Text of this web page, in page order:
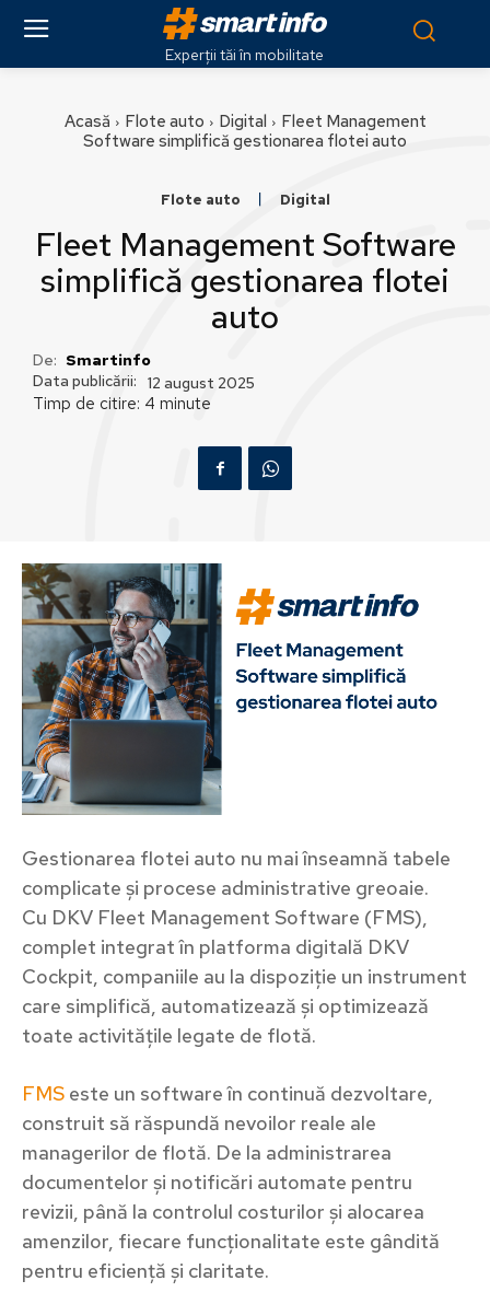
Experții tăi în mobilitate
Acasă Flote auto Digital
Fleet Management
Software simplifică gestionarea flotei auto
Flote auto Digital
Fleet Management Software
simplifică gestionarea flotei
auto
De: Smartinfo
Data publicării:
12 august 2025
Timp de citire: 4 minute
Gestionarea flotei auto nu mai înseamnă tabele
complicate și procese administrative greoaie.
Cu DKV Fleet Management Software (FMS),
complet integrat în platforma digitală DKV
Cockpit, companiile au la dispoziție un instrument
care simplifică, automatizează și optimizează
toate activitățile legate de flotă.
FMS este un software în continuă dezvoltare,
construit să răspundă nevoilor reale ale
managerilor de flotă. De la administrarea
documentelor și notificări automate pentru
revizii, până la controlul costurilor și alocarea
amenzilor, fiecare funcționalitate este gândită
pentru eficiență și claritate.